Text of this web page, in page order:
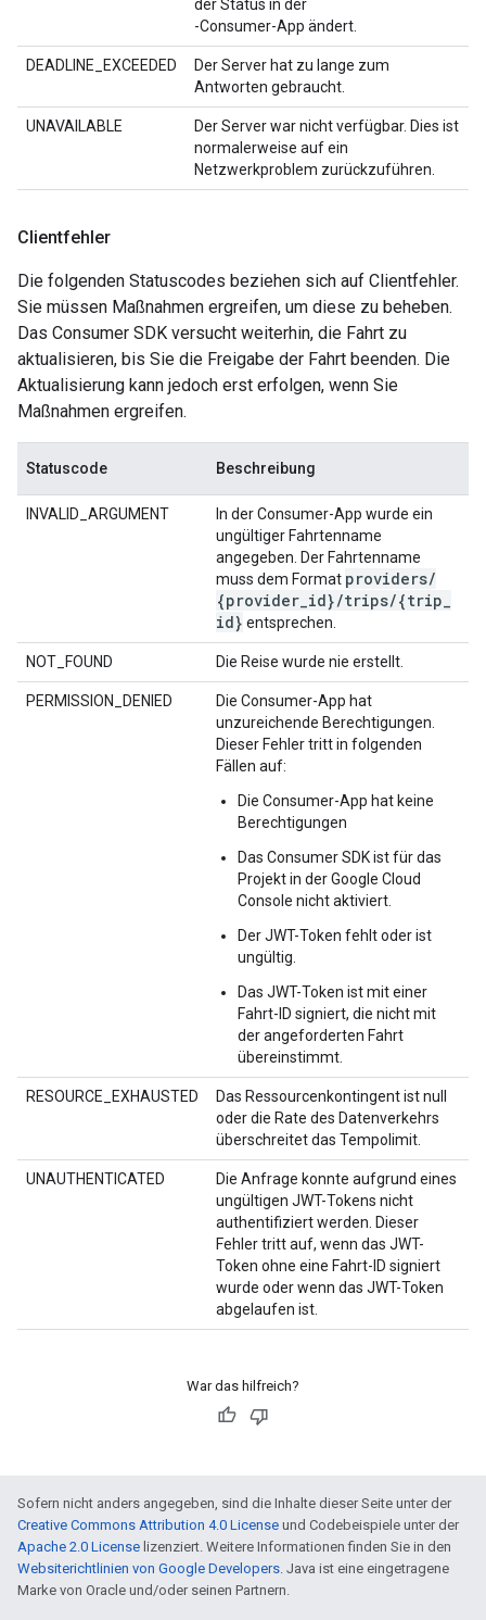
der Status in der
-Consumer-App ändert.
DEADLINE_EXCEEDED
Der Server hat zu lange zum
Antworten gebraucht.
UNAVAILABLE
Der Server war nicht verfügbar. Dies ist
normalerweise auf ein
Netzwerkproblem zurückzuführen.
Clientfehler
Die folgenden Statuscodes beziehen sich auf Clientfehler.
Sie müssen Maßnahmen ergreifen, um diese zu beheben.
Das Consumer SDK versucht weiterhin, die Fahrt zu
aktualisieren, bis Sie die Freigabe der Fahrt beenden. Die
Aktualisierung kann jedoch erst erfolgen, wenn Sie
Maßnahmen ergreifen.
Statuscode Beschreibung
INVALID_ARGUMENT
In der Consumer-App wurde ein
ungültiger Fahrtenname
angegeben. Der Fahrtenname
muss dem Format providers/
{provider id}/trips/{trip
id} entsprechen.
NOT_FOUND Die Reise wurde nie erstellt.
PERMISSION_DENIED
Die Consumer-App hat
unzureichende Berechtigungen.
Dieser Fehler tritt in folgenden
Fällen auf:
Die Consumer-App hat keine
Berechtigungen
Das Consumer SDK ist für das
Projekt in der Google Cloud
Console nicht aktiviert.
Der JWT-Token fehlt oder ist
ungültig.
Das JWT-Token ist mit einer
Fahrt-ID signiert, die nicht mit
der angeforderten Fahrt
übereinstimmt.
RESOURCE_EXHAUSTED
Das Ressourcenkontingent ist null
oder die Rate des Datenverkehrs
überschreitet das Tempolimit.
UNAUTHENTICATED
Die Anfrage konnte aufgrund eines
ungültigen JWT-Tokens nicht
authentifiziert werden. Dieser
Fehler tritt auf, wenn das JWT-
Token ohne eine Fahrt-ID signiert
wurde oder wenn das JWT-Token
abgelaufen ist.
War das hilfreich?
Sofern nicht anders angegeben, sind die Inhalte dieser Seite unter der
Creative Commons Attribution 4.0 License und Codebeispiele unter der
Apache 2.0 License lizenziert. Weitere Informationen finden Sie in den
Websiterichtlinien von Google Developers. Java ist eine eingetragene
Marke von Oracle und/oder seinen Partnern.